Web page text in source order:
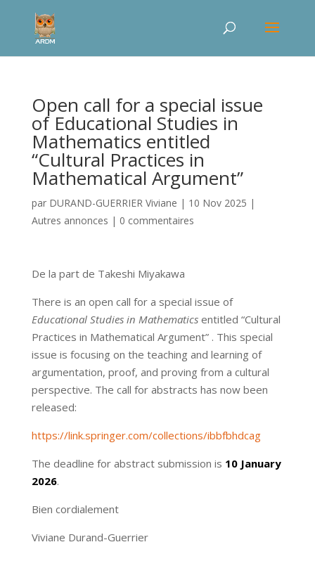
Open call for a special issue
of Educational Studies in
Mathematics entitled
“Cultural Practices in
Mathematical Argument”
par DURAND-GUERRIER Viviane | 10 Nov 2025 |
Autres annonces | 0 commentaires
De la part de Takeshi Miyakawa
There is an open call for a special issue of
Educational Studies in Mathematicsentitled “Cultural
Practices in Mathematical Argument” . This special
issue is focusing on the teaching and learning of
argumentation, proof, and proving from a cultural
perspective. The call for abstracts has now been
released:
https://link.springer.com/collections/ibbfbhdcag
The deadline for abstract submission is 10 January
2026.
Bien cordialement
Viviane Durand-Guerrier